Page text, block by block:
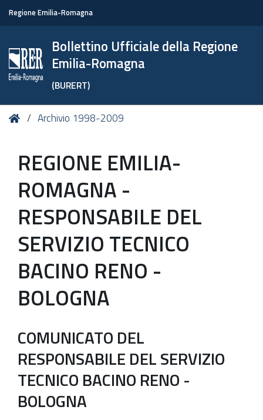
Regione Emilia-Romagna
Bollettino Ufficiale della Regione
Emilia-Romagna
(BURERT)
Tu HomeArchivio 1998-2009
REGIONE EMILIA-
ROMAGNA -
RESPONSABILE DEL
SERVIZIO TECNICO
BACINO RENO -
BOLOGNA
COMUNICATO DEL
RESPONSABILE DEL SERVIZIO
TECNICO BACINO RENO -
BOLOGNA